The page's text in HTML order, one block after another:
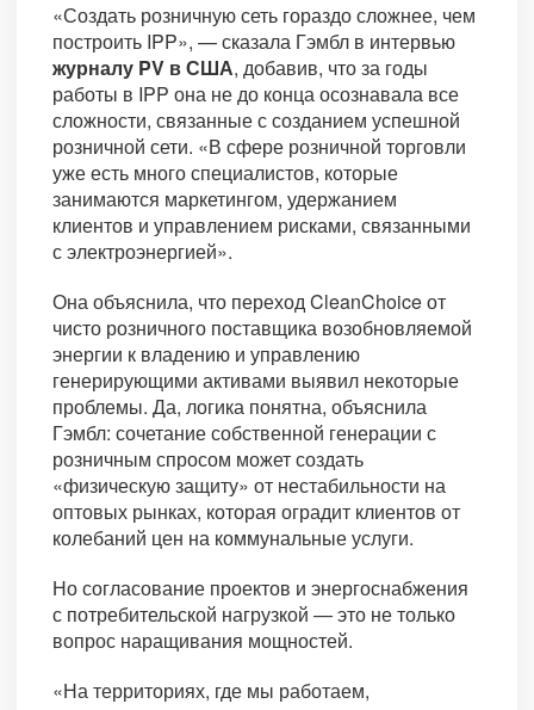
«Создать розничную сеть гораздо сложнее, чем
построить IPP», — сказала Гэмбл в интервью
журналу PV в США, добавив, что за годы
работы в IPP она не до конца осознавала все
сложности, связанные с созданием успешной
розничной сети. «В сфере розничной торговли
уже есть много специалистов, которые
занимаются маркетингом, удержанием
клиентов и управлением рисками, связанными
с электроэнергией».
Она объяснила, что переход CleanChoice от
чисто розничного поставщика возобновляемой
энергии к владению и управлению
генерирующими активами выявил некоторые
проблемы. Да, логика понятна, объяснила
Гэмбл: сочетание собственной генерации с
розничным спросом может создать
«физическую защиту» от нестабильности на
оптовых рынках, которая оградит клиентов от
колебаний цен на коммунальные услуги.
Но согласование проектов и энергоснабжения
с потребительской нагрузкой — это не только
вопрос наращивания мощностей.
«На территориях, где мы работаем,